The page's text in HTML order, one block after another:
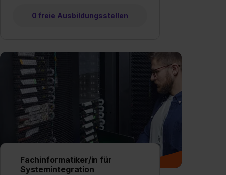
0 freie Ausbildungsstellen
Fachinformatiker/in für
Systemintegration